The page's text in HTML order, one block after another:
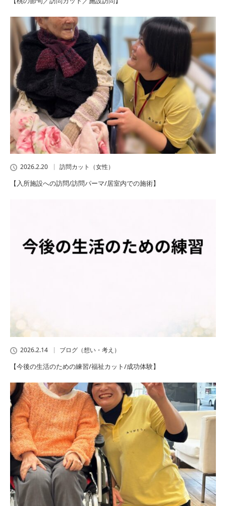
2026.2.20 訪問カット（女性）
【入所施設への訪問/訪問パーマ/居室内での施術】
2026.2.14 ブログ（想い・考え）
【今後の生活のための練習/福祉カット/成功体験】